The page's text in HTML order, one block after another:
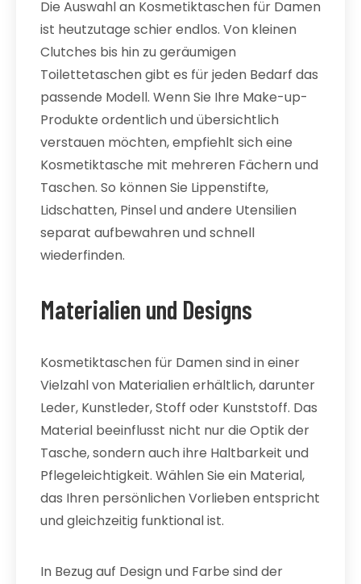
Die Auswahl an Kosmetiktaschen für Damen
ist heutzutage schier endlos. Von kleinen
Clutches bis hin zu geräumigen
Toilettetaschen gibt es für jeden Bedarf das
passende Modell. Wenn Sie Ihre Make-up-
Produkte ordentlich und übersichtlich
verstauen möchten, empfiehlt sich eine
Kosmetiktasche mit mehreren Fächern und
Taschen. So können Sie Lippenstifte,
Lidschatten, Pinsel und andere Utensilien
separat aufbewahren und schnell
wiederfinden.
Materialien und Designs
Kosmetiktaschen für Damen sind in einer
Vielzahl von Materialien erhältlich, darunter
Leder, Kunstleder, Stoff oder Kunststoff. Das
Material beeinflusst nicht nur die Optik der
Tasche, sondern auch ihre Haltbarkeit und
Pflegeleichtigkeit. Wählen Sie ein Material,
das Ihren persönlichen Vorlieben entspricht
und gleichzeitig funktional ist.
In Bezug auf Design und Farbe sind der